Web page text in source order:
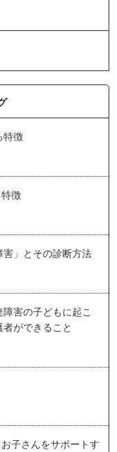
特徴
徴
」とその診断方法
害の子どもに起こ
ができること
子さんをサポートす